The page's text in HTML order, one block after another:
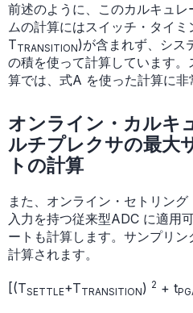
前述のように、このカルキュ
ムの計算にはスイッチ・タイミ
TTRANSITION)が含まれず、シス
の積を使って計算しています
算では、式A を使った計算に非
オンライン・カルキ
ルチプレクサの最大
トの計算
また、オンライン・セトリン
入力を持つ従来型ADC に適用
ートも計算します。サンプリ
計算されます。
[(TSETTLE+TTRANSITION) 2 + t